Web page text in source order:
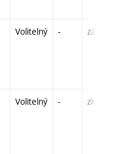
Volitelný - zá
Volitelný - zk